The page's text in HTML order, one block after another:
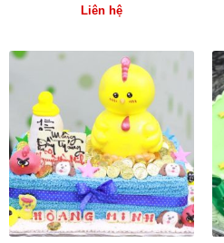
Liên hệ